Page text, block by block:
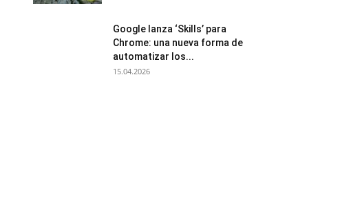
Google lanza ‘Skills’ para
Chrome: una nueva forma de
automatizar los...
15.04.2026